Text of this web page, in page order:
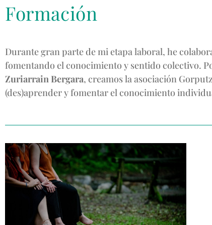
Formación
Durante gran parte de mi etapa laboral, he
fomentando el conocimiento y sentido colectivo.
Zuriarrain Bergara, creamos la asociación
(des)aprender y fomentar el conocimiento